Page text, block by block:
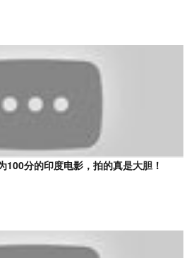
100分的印度电影，拍的真是大胆！